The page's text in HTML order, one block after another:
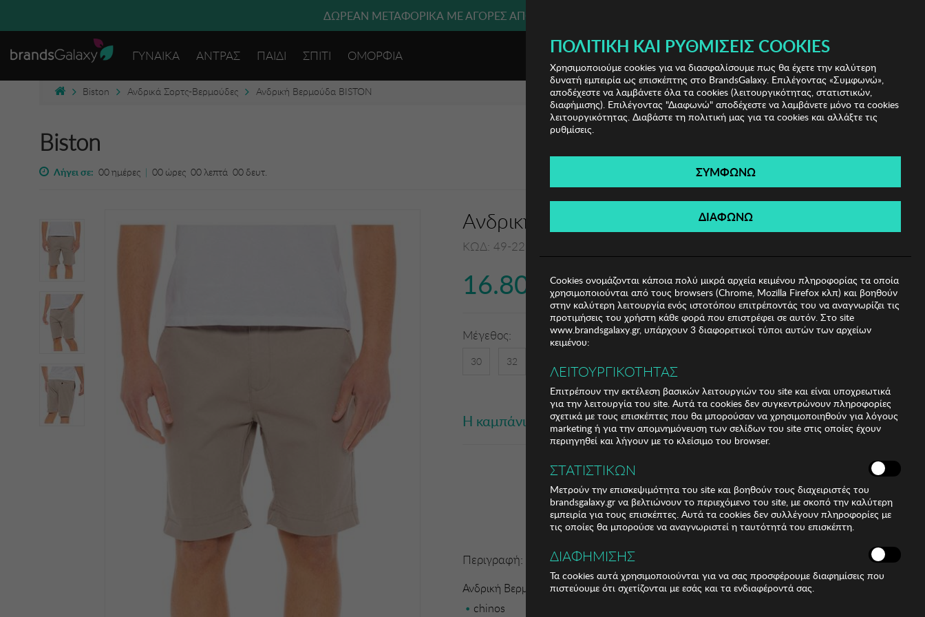
ΔΩΡΕΑΝ ΜΕΤΑΦΟΡΙΚΑ ΜΕ ΑΓΟΡΕΣ ΑΠΌ 49€ ΚΑΙ ΆΝΩ!
ΓΥΝΑΙΚΑ ΑΝΤΡΑΣ ΠΑΙΔΙ ΣΠΙΤΙ ΟΜΟΡΦΙΑ (0)
Biston Ανδρικά Σορτς-Βερμούδες Ανδρική Βερμούδα BISTON
Biston
Λήγει σε: 00ημέρες | 00 ώρες 00λεπτά 00 δευτ.
Ανδρική Βερμούδα BISTON
ΚΩΔ: 49-221-027015
16.80€
Μέγεθος:
30 32
Η καμπάνια έχει λήξει
Περιγραφή:
Ανδρική Βερμούδα BISTON
chinos
ΠΟΛΙΤΙΚΉ ΚΑΙ ΡΥΘΜΊΣΕΙΣ COOKIES
Χρησιμοποιούμε cookies για να διασφαλίσουμε πως θα έχετε την καλύτερη
δυνατή εμπειρία ως επισκέπτης στο BrandsGalaxy. Επιλέγοντας «Συμφωνώ»,
αποδέχεστε να λαμβάνετε όλα τα cookies (λειτουργικότητας, στατιστικών,
διαφήμισης). Επιλέγοντας "Διαφωνώ" αποδέχεστε να λαμβάνετε μόνο τα cookies
λειτουργικότητας. Διαβάστε τη πολιτική μας για τα cookies και αλλάξτε τις
ρυθμίσεις.
ΣΥΜΦΩΝΩ
ΔΙΑΦΩΝΩ
Cookies ονομάζονται κάποια πολύ μικρά αρχεία κειμένου πληροφορίας τα οποία
χρησιμοποιούνται από τους browsers (Chrome, Mozilla Firefox κλπ) και βοηθούν
στην καλύτερη λειτουργία ενός ιστοτόπου επιτρέποντάς του να αναγνωρίζει τις
προτιμήσεις του χρήστη κάθε φορά που επιστρέφει σε αυτόν. Στο site
www.brandsgalaxy.gr, υπάρχουν 3 διαφορετικοί τύποι αυτών των αρχείων
κειμένου:
ΛΕΙΤΟΥΡΓΙΚΟΤΗΤΑΣ
Επιτρέπουν την εκτέλεση βασικών λειτουργιών του site και είναι υποχρεωτικά
για την λειτουργία του site. Αυτά τα cookies δεν συγκεντρώνουν πληροφορίες
σχετικά με τους επισκέπτες που θα μπορούσαν να χρησιμοποιηθούν για λόγους
marketing ή για την απομνημόνευση των σελίδων του site στις οποίες έχουν
περιηγηθεί και λήγουν με το κλείσιμο του browser.
ΣΤΑΤΙΣΤΙΚΩΝ
Μετρούν την επισκεψιμότητα του site και βοηθούν τους διαχειριστές του
brandsgalaxy.gr να βελτιώνουν το περιεχόμενο του site, με σκοπό την καλύτερη
εμπειρία για τους επισκέπτες. Αυτά τα cookies δεν συλλέγουν πληροφορίες με
τις οποίες θα μπορούσε να αναγνωριστεί η ταυτότητά του επισκέπτη.
ΔΙΑΦΗΜΙΣΗΣ
Τα cookies αυτά χρησιμοποιούνται για να σας προσφέρουμε διαφημίσεις που
πιστεύουμε ότι σχετίζονται με εσάς και τα ενδιαφέροντά σας.